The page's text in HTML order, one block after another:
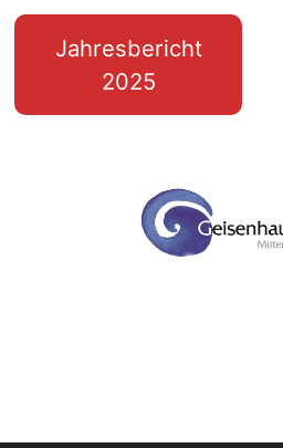
Jahresbericht
2025